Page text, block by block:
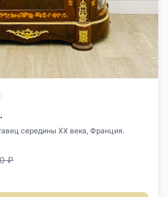
середины XX века, Франция.
₽